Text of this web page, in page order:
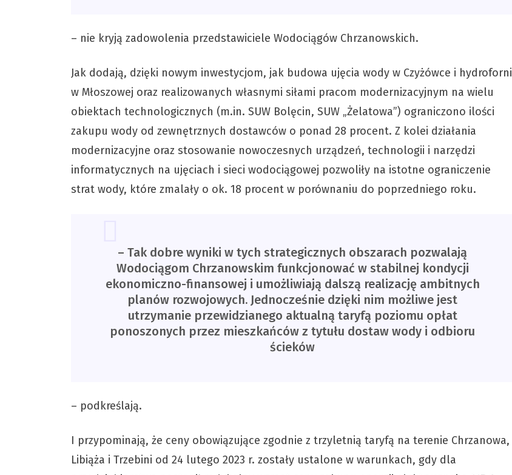
– nie kryją zadowolenia przedstawiciele Wodociągów Chrzanowskich.
Jak dodają, dzięki nowym inwestycjom, jak budowa ujęcia wody w Czyżówce i hydroforni
w Młoszowej oraz realizowanych własnymi siłami pracom modernizacyjnym na wielu
obiektach technologicznych (m.in. SUW Bolęcin, SUW „Żelatowa”) ograniczono ilości
zakupu wody od zewnętrznych dostawców o ponad 28 procent. Z kolei działania
modernizacyjne oraz stosowanie nowoczesnych urządzeń, technologii i narzędzi
informatycznych na ujęciach i sieci wodociągowej pozwoliły na istotne ograniczenie
strat wody, które zmalały o ok. 18 procent w porównaniu do poprzedniego roku.
– Tak dobre wyniki w tych strategicznych obszarach pozwalają
Wodociągom Chrzanowskim funkcjonować w stabilnej kondycji
ekonomiczno-finansowej i umożliwiają dalszą realizację ambitnych
planów rozwojowych. Jednocześnie dzięki nim możliwe jest
utrzymanie przewidzianego aktualną taryfą poziomu opłat
ponoszonych przez mieszkańców z tytułu dostaw wody i odbioru
ścieków
– podkreślają.
I przypominają, że ceny obowiązujące zgodnie z trzyletnią taryfą na terenie Chrzanowa,
Libiąża i Trzebini od 24 lutego 2023 r. zostały ustalone w warunkach, gdy dla